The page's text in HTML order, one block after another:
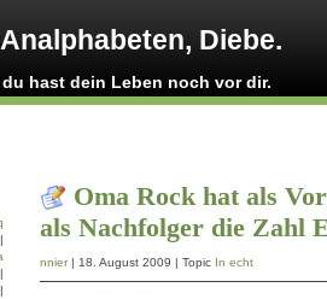
Diebe.
hast dein Leben noch vor dir.
Oma Rock hat als
als Nachfolger die Zahl
nnier| 18. August 2009 | Topic In echt
|
|
|